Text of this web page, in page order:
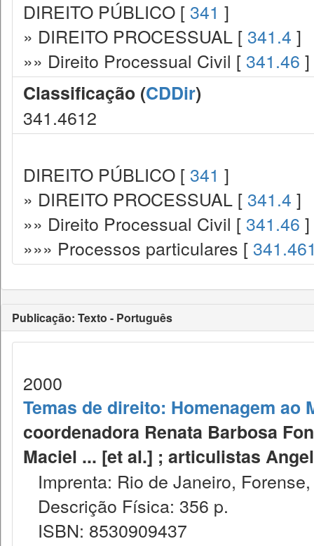
DIREITO PÚBLICO [ 341 ]
» DIREITO PROCESSUAL [ 341.4 ]
»» Direito Processual Civil [ 341.46 ]
Classificação (CDDir)
341.4612
DIREITO PÚBLICO [ 341 ]
» DIREITO PROCESSUAL [ 341.4 ]
»» Direito Processual Civil [ 341.46 ]
»»» Processos particulares [
Publicação: Texto - Português
2000
Temas de direito: Homenagem
coordenadora Renata Barbosa
Maciel ... [et al.] ; articulistas
Imprenta: Rio de Janeiro,
Descrição Física: 356 p.
ISBN: 8530909437